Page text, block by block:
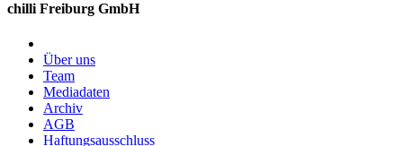
chilli Freiburg GmbH
Über uns
Team
Mediadaten
Archiv
AGB
Haftungsausschluss